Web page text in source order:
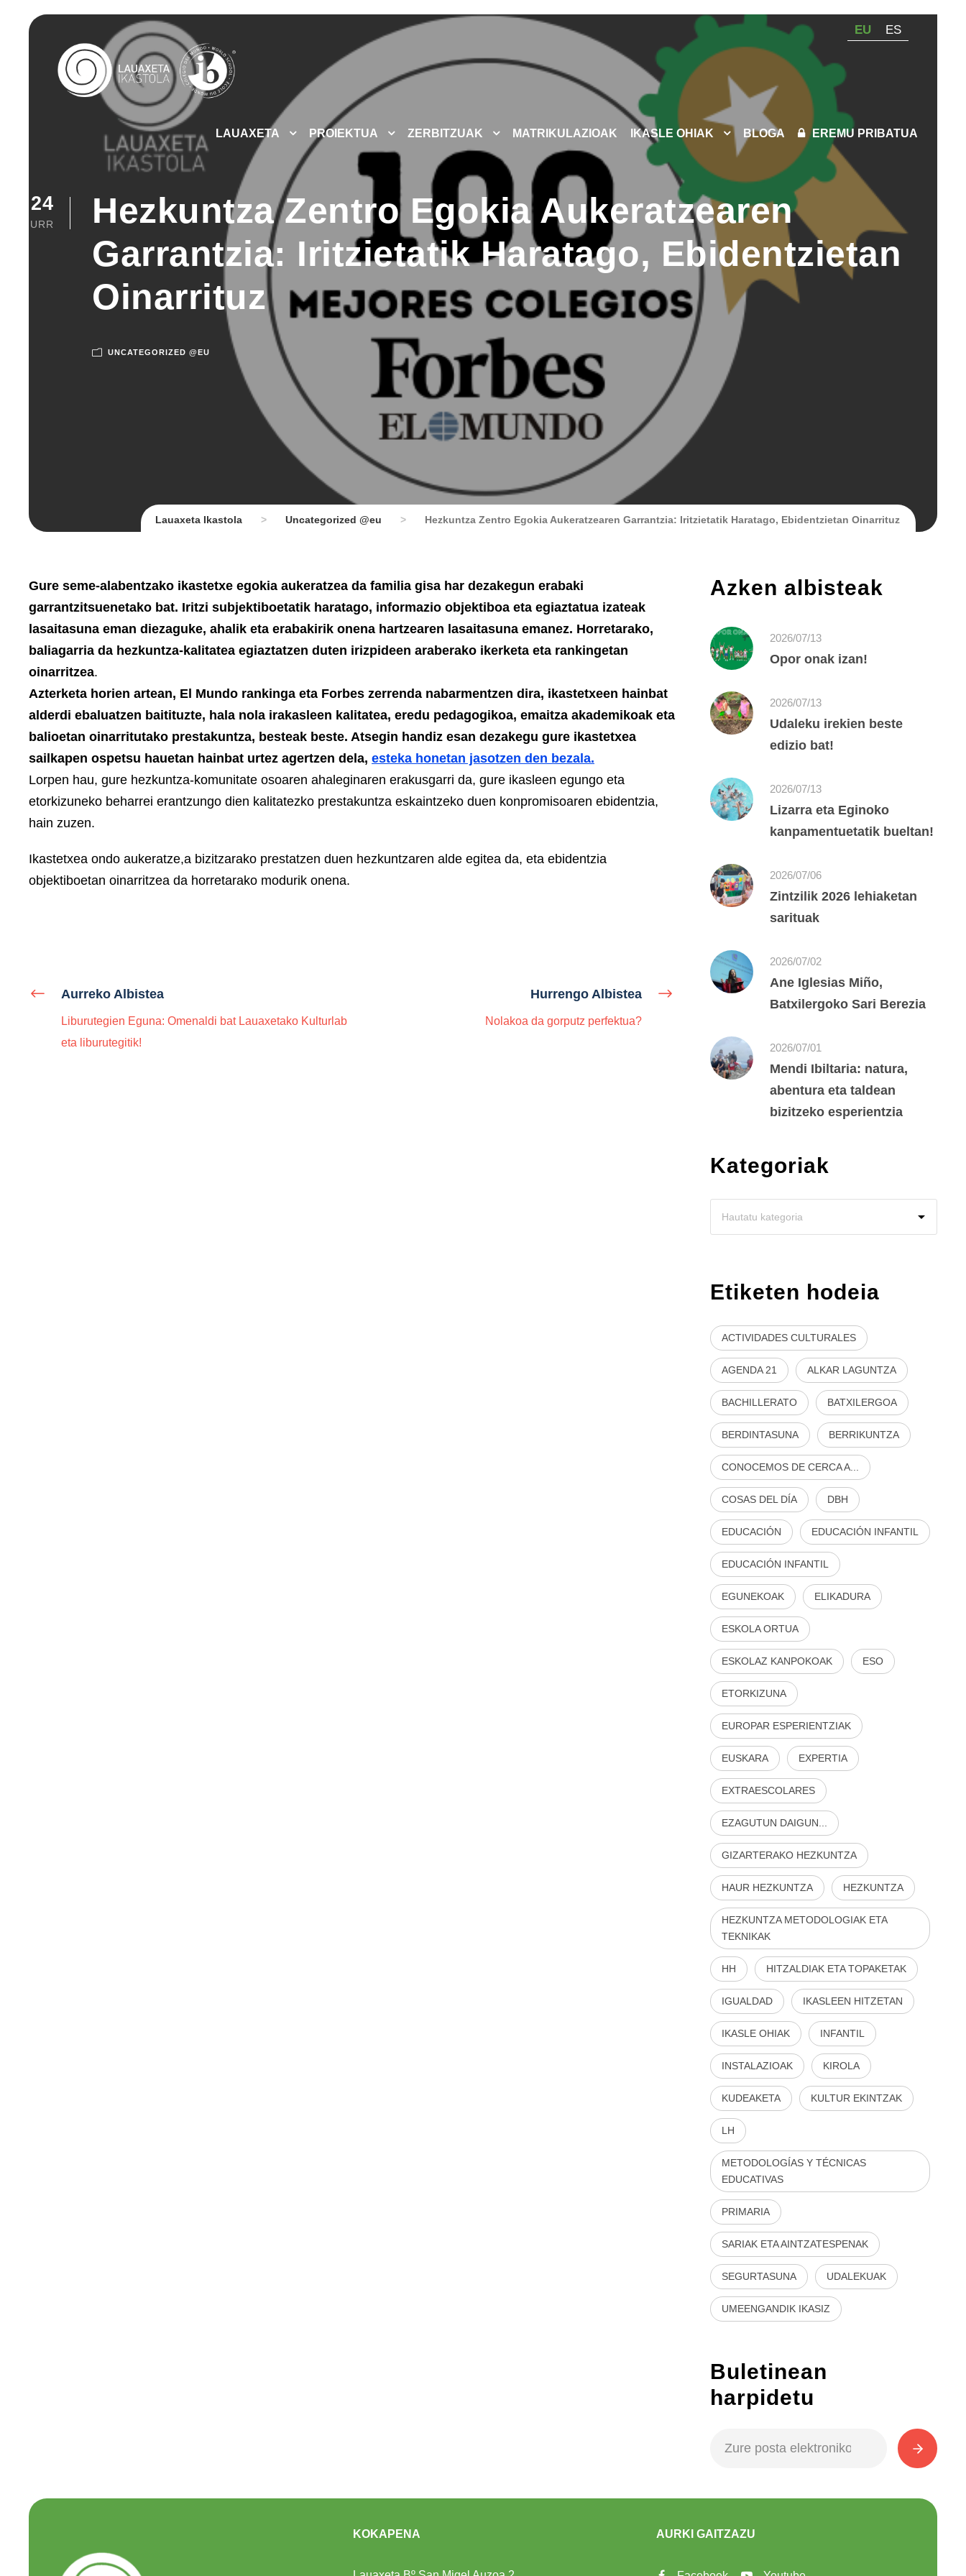
EU ES
LAUAXETA PROIEKTUA ZERBITZUAK MATRIKULAZIOAK IKASLE OHIAK BLOGA EREMU PRIBATUA
24
URR
Hezkuntza Zentro Egokia Aukeratzearen
Garrantzia: Iritzietatik Haratago, Ebidentzietan
Oinarrituz
UNCATEGORIZED @EU
Lauaxeta Ikastola > Uncategorized @eu > Hezkuntza Zentro Egokia Aukeratzearen Garrantzia: Iritzietatik Haratago, Ebidentzietan Oinarrituz
Gure seme-alabentzako ikastetxe egokia aukeratzea da familia gisa har dezakegun erabaki
garrantzitsuenetako bat. Iritzi subjektiboetatik haratago, informazio objektiboa eta egiaztatua izateak
lasaitasuna eman diezaguke, ahalik eta erabakirik onena hartzearen lasaitasuna emanez. Horretarako,
baliagarria da hezkuntza-kalitatea egiaztatzen duten irizpideen araberako ikerketa eta rankingetan
oinarritzea.
Azterketa horien artean, El Mundo rankinga eta Forbes zerrenda nabarmentzen dira, ikastetxeen hainbat
alderdi ebaluatzen baitituzte, hala nola irakasleen kalitatea, eredu pedagogikoa, emaitza akademikoak eta
balioetan oinarritutako prestakuntza, besteak beste. Atsegin handiz esan dezakegu gure ikastetxea
sailkapen ospetsu hauetan hainbat urtez agertzen dela, esteka honetan jasotzen den bezala.
Lorpen hau, gure hezkuntza-komunitate osoaren ahaleginaren erakusgarri da, gure ikasleen egungo eta
etorkizuneko beharrei erantzungo dien kalitatezko prestakuntza eskaintzeko duen konpromisoaren ebidentzia,
hain zuzen.
Ikastetxea ondo aukeratze,a bizitzarako prestatzen duen hezkuntzaren alde egitea da, eta ebidentzia
objektiboetan oinarritzea da horretarako modurik onena.
Aurreko Albistea
Liburutegien Eguna: Omenaldi bat Lauaxetako Kulturlab
eta liburutegitik!
Hurrengo Albistea
Nolakoa da gorputz perfektua?
Azken albisteak
2026/07/13
Opor onak izan!
2026/07/13
Udaleku irekien beste
edizio bat!
2026/07/13
Lizarra eta Eginoko
kanpamentuetatik bueltan!
2026/07/06
Zintzilik 2026 lehiaketan
sarituak
2026/07/02
Ane Iglesias Miño,
Batxilergoko Sari Berezia
2026/07/01
Mendi Ibiltaria: natura,
abentura eta taldean
bizitzeko esperientzia
Kategoriak
Etiketen hodeia
ACTIVIDADES CULTURALES
AGENDA 21 ALKAR LAGUNTZA
BACHILLERATO BATXILERGOA
BERDINTASUNA BERRIKUNTZA
CONOCEMOS DE CERCA A...
COSAS DEL DÍA DBH
EDUCACIÓN EDUCACIÓN INFANTIL
EDUCACIÓN INFANTIL
EGUNEKOAK ELIKADURA
ESKOLA ORTUA
ESKOLAZ KANPOKOAK ESO
ETORKIZUNA
EUROPAR ESPERIENTZIAK
EUSKARA EXPERTIA
EXTRAESCOLARES
EZAGUTUN DAIGUN...
GIZARTERAKO HEZKUNTZA
HAUR HEZKUNTZA HEZKUNTZA
HEZKUNTZA METODOLOGIAK ETA
TEKNIKAK
HH HITZALDIAK ETA TOPAKETAK
IGUALDAD IKASLEEN HITZETAN
IKASLE OHIAK INFANTIL
INSTALAZIOAK KIROLA
KUDEAKETA KULTUR EKINTZAK
LH
METODOLOGÍAS Y TÉCNICAS
EDUCATIVAS
PRIMARIA
SARIAK ETA AINTZATESPENAK
SEGURTASUNA UDALEKUAK
UMEENGANDIK IKASIZ
Buletinean
harpidetu
KOKAPENA AURKI GAITZAZU